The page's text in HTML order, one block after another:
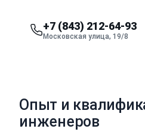
+7 (843) 212-64-93
Московская улица, 19/8
Опыт и
инженеров